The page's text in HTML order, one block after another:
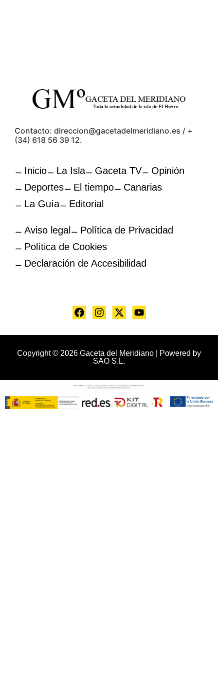
Contacto: direccion@gacetadelmeridiano.es / +
(34) 618 56 39 12.
Inicio La Isla Gaceta TV
Opinión
Deportes
El tiempo
Canarias
La Guía
Editorial
Aviso legal
Política de Privacidad
Política de Cookies
Declaración de Accesibilidad
Copyright © 2026 Gaceta del Meridiano | Powered by
SAO S.L.